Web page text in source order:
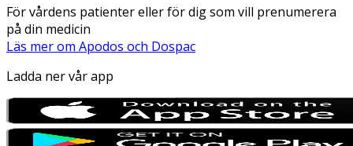
För vårdens patienter eller för dig som vill prenumerera
på din medicin
Läs mer om Apodos och Dospac
Ladda ner vår app